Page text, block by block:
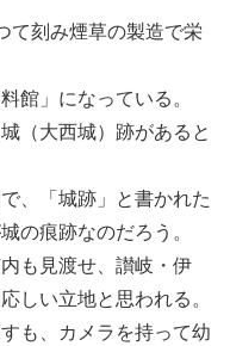
て刻み煙草の製造で栄
館」になっている。
（大西城）跡があると
、「城跡」と書かれた
の痕跡なのだろう。
も見渡せ、讃岐・伊
しい立地と思われる。
も、カメラを持って幼